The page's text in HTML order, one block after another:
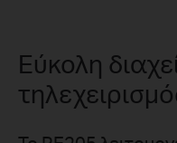
Εύκολη